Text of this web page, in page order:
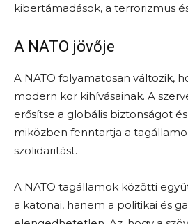
kibertámadások, a terrorizmus
A NATO jövője
A NATO folyamatosan változik,
modern kor kihívásainak. A
erősítse a globális biztonságot
miközben fenntartja a
szolidaritást.
A NATO tagállamok közötti
a katonai, hanem a politikai és